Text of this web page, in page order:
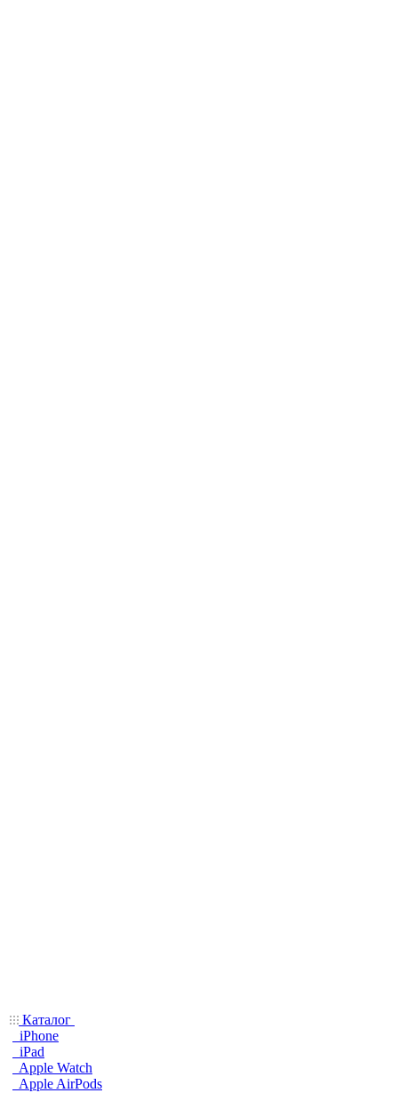
Каталог
iPhone
iPad
Apple Watch
Apple AirPods